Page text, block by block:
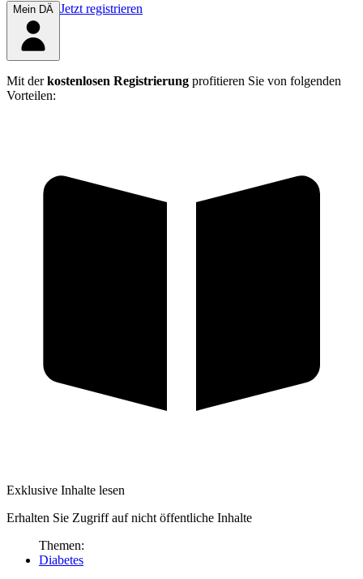
Mein DÄ Jetzt registrieren
Mit derkostenlosen Registrierung profitieren Sie von folgenden
Vorteilen:
Exklusive Inhalte lesen
Erhalten Sie Zugriff auf nicht öffentliche Inhalte
Themen:
Diabetes